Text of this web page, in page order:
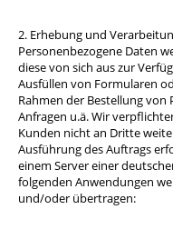
2. Erhebung und
Personenbezogene Daten
diese von sich aus zur
Ausfüllen von Formularen
Rahmen der Bestellung
Anfragen u.ä. Wir
Kunden nicht an Dritte
Ausführung des Auftrags
einem Server einer
folgenden Anwendungen
und/oder übertragen: